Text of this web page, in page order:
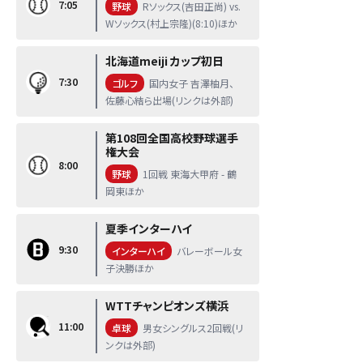
7:05 野球
Rソックス(吉田正尚) vs.
Wソックス(村上宗隆)(8:10)ほか
7:30
北海道meiji カップ初日
ゴルフ
国内女子 吉澤柚月、
佐藤心結ら出場(リンクは外部)
8:00
第108回全国高校野球選手
権大会
野球
1回戦 東海大甲府 - 鶴
岡東ほか
9:30
夏季インターハイ
インターハイ
バレーボール女
子決勝ほか
11:00
WTTチャンピオンズ横浜
卓球
男女シングルス2回戦(リ
ンクは外部)